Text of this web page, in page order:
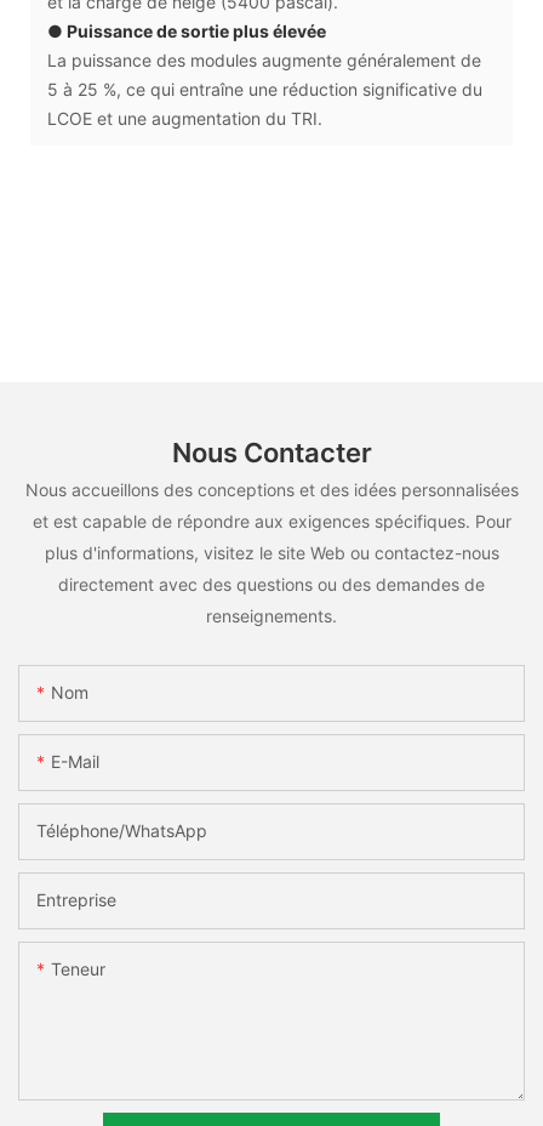
● Puissance de sortie plus élevée
La puissance des modules augmente généralement de
5 à 25 %, ce qui entraîne une réduction significative du
LCOE et une augmentation du TRI.
Nous Contacter
Nous accueillons des conceptions et des idées personnalisées
et est capable de répondre aux exigences spécifiques. Pour
plus d'informations, visitez le site Web ou contactez-nous
directement avec des questions ou des demandes de
renseignements.
Nom
E-Mail
Téléphone/WhatsApp
Entreprise
Teneur